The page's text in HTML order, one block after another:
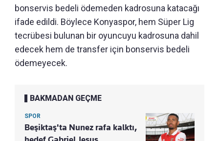
bonservis bedeli ödemeden kadrosuna katacağı
ifade edildi. Böylece Konyaspor, hem Süper Lig
tecrübesi bulunan bir oyuncuyu kadrosuna dahil
edecek hem de transfer için bonservis bedeli
ödemeyecek.
BAKMADAN GEÇME
SPOR
Beşiktaş'ta Nunez rafa kalktı,